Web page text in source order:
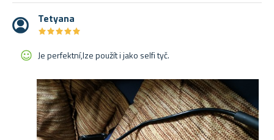
Tetyana
★★★★★
★★★★★
Je perfektní,lze použít i jako selfi tyč.